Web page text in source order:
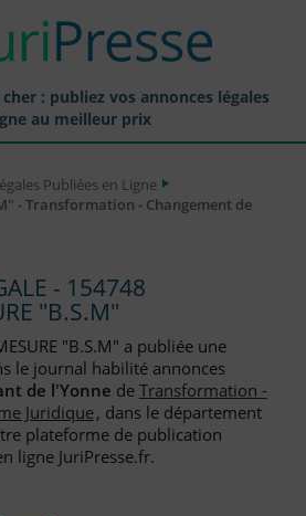
: publiez vos annonces légales
au meilleur prix
Annonces Légales
Publiées en Ligne
- Transformation - Changement de
- 154748
"B.S.M"
"B.S.M" a publiée une
le journal habilité annonces
de l'Yonne deTransformation -
Juridique, dans le département
plateforme de publication
ligne JuriPresse.fr.